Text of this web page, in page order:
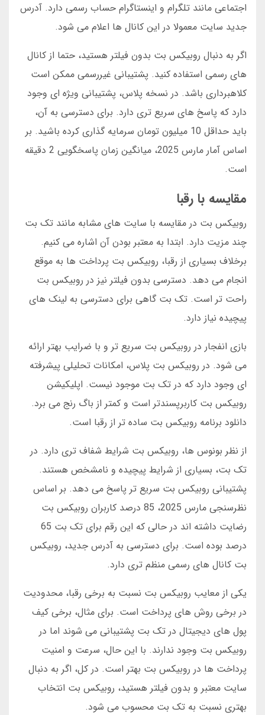
اجتماعی مانند تلگرام و اینستاگرام حساب رسمی دارد. آدرس
جدید سایت معمولا در این کانال ها اعلام می شود.
اگر به دنبال روبیکس بت بدون فیلتر هستید، حتما از کانال
های رسمی استفاده کنید. پشتیبانی غیررسمی ممکن است
کلاهبرداری باشد. در نسخه پلاس، پشتیبانی ویژه ای وجود
دارد که پاسخ های سریع تری دارد. برای دسترسی به آن،
باید حداقل 10 میلیون تومان سرمایه گذاری کرده باشید. بر
اساس آمار مارس 2025، میانگین زمان پاسخگویی 2 دقیقه
است.
مقایسه با رقبا
روبیکس بت در مقایسه با سایت های مشابه مانند تک بت
چند مزیت دارد. ابتدا به معتبر بودن آن اشاره می کنیم.
برخلاف بسیاری از رقبا، روبیکس بت پرداخت ها به موقع
انجام می دهد. دسترسی بدون فیلتر نیز در روبیکس بت
راحت تر است. تک بت گاهی برای دسترسی به لینک های
پیچیده نیاز دارد.
بازی انفجار در روبیکس بت سریع تر و با ضرایب بهتر ارائه
می شود. در روبیکس بت پلاس، امکانات تحلیلی پیشرفته
ای وجود دارد که در تک بت موجود نیست. اپلیکیشن
روبیکس بت کاربرپسندتر است و کمتر از باگ رنج می برد.
دانلود برنامه روبیکس بت ساده تر از رقبا است.
از نظر بونوس ها، روبیکس بت شرایط شفاف تری دارد. در
تک بت، بسیاری از شرایط پیچیده و نامشخص هستند.
پشتیبانی روبیکس بت سریع تر پاسخ می دهد. بر اساس
نظرسنجی مارس 2025، 85 درصد کاربران روبیکس بت
رضایت داشته اند در حالی که این رقم برای تک بت 65
درصد بوده است. برای دسترسی به آدرس جدید، روبیکس
بت کانال های رسمی منظم تری دارد.
یکی از معایب روبیکس بت نسبت به برخی رقبا، محدودیت
در برخی روش های پرداخت است. برای مثال، برخی کیف
پول های دیجیتال در تک بت پشتیبانی می شوند اما در
روبیکس بت وجود ندارند. با این حال، سرعت و امنیت
پرداخت ها در روبیکس بت بهتر است. در کل، اگر به دنبال
سایت معتبر و بدون فیلتر هستید، روبیکس بت انتخاب
بهتری نسبت به تک بت محسوب می شود.